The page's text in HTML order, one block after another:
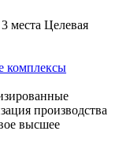
места Целевая
комплексы
производства
высшее